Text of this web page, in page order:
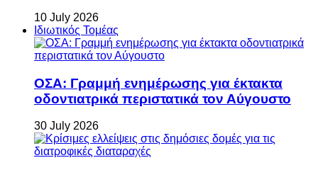
10 July 2026
Ιδιωτικός Τομέας
ΟΣΑ: Γραμμή ενημέρωσης για έκτακτα
οδοντιατρικά περιστατικά τον Αύγουστο
30 July 2026